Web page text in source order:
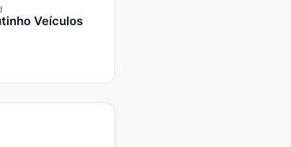
Veículos